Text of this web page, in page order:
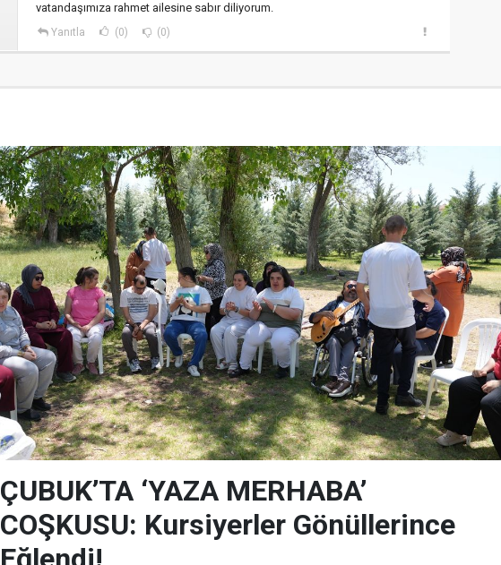
vatandaşımıza rahmet ailesine sabır diliyorum.
Yanıtla (0) (0)
ÇUBUK’TA ‘YAZA MERHABA’
COŞKUSU: Kursiyerler Gönüllerince